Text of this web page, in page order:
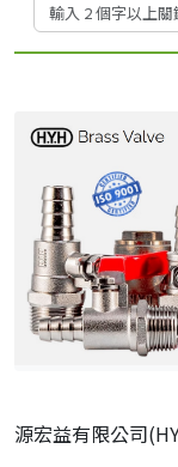
源宏益有限公司